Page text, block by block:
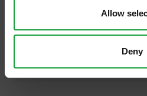
Allow
Deny
internazionale e